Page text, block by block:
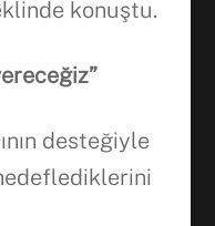
konuştu.
desteğiyle